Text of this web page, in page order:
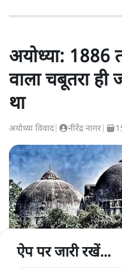
अयोध्या: 1886
वाला चबूतरा ही
था
अयोध्या विवाद| नीरेंद्र नागर
ऐप पर जारी रखें...
ऐप पर जारी रखें...
ऐप पर जारी रखें...
ऐप पर जारी रखें...
ऐप पर जारी रखें...
ऐप पर जारी रखें...
ऐप पर जारी रखें...